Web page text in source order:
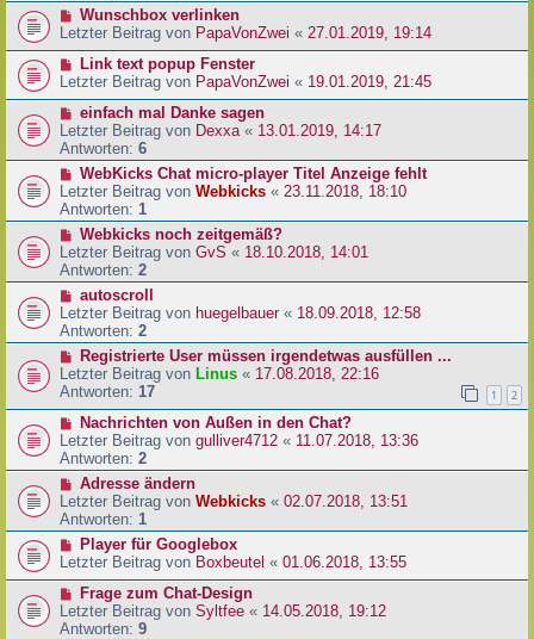
Wunschbox verlinken
Letzter Beitrag von PapaVonZwei « 27.01.2019, 19:14
Link text popup Fenster
Letzter Beitrag von PapaVonZwei « 19.01.2019, 21:45
einfach mal Danke sagen
Letzter Beitrag von Dexxa « 13.01.2019, 14:17
Antworten: 6
WebKicks Chat micro-player Titel Anzeige fehlt
Letzter Beitrag von Webkicks « 23.11.2018, 18:10
Antworten: 1
Webkicks noch zeitgemäß?
Letzter Beitrag von GvS « 18.10.2018, 14:01
Antworten: 2
autoscroll
Letzter Beitrag von huegelbauer« 18.09.2018, 12:58
Antworten: 2
Registrierte User müssen irgendetwas ausfüllen ...
Letzter Beitrag von Linus « 17.08.2018, 22:16
Antworten: 17 1 2
Nachrichten von Außen in den Chat?
Letzter Beitrag von gulliver4712 « 11.07.2018, 13:36
Antworten: 2
Adresse ändern
Letzter Beitrag von Webkicks « 02.07.2018, 13:51
Antworten: 1
Player für Googlebox
Letzter Beitrag von Boxbeutel « 01.06.2018, 13:55
Frage zum Chat-Design
Letzter Beitrag von Syltfee « 14.05.2018, 19:12
Antworten: 9